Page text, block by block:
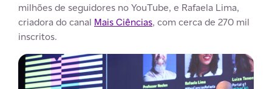
milhões de seguidores no YouTube, e Rafaela Lima,
criadora do canal Mais Ciências, com cerca de 270 mil
inscritos.